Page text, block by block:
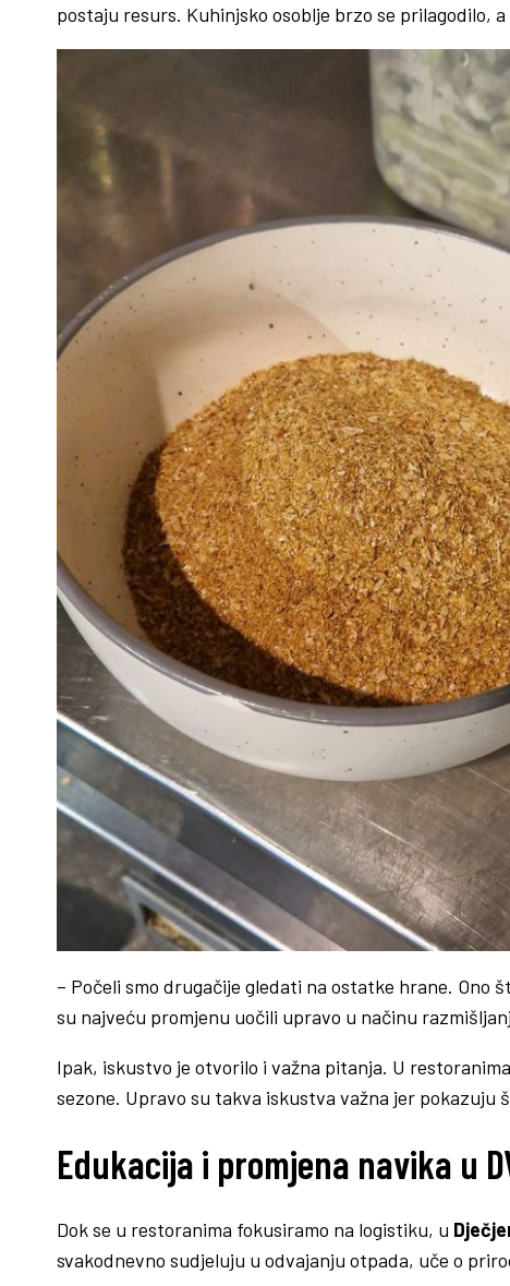
postaju resurs. Kuhinjsko osoblje brzo se prilagodilo,
– Počeli smo drugačije gledati na ostatke hrane. Ono
su najveću promjenu uočili upravo u načinu
Ipak, iskustvo je otvorilo i važna pitanja. U
sezone. Upravo su takva iskustva važna jer
Edukacija i promjena navika u
Dok se u restoranima fokusiramo na logistiku, u
svakodnevno sudjeluju u odvajanju otpada, uče o